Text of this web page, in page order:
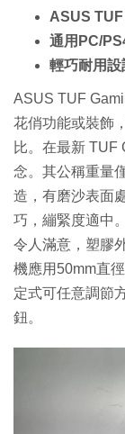
ASUS
通用PC/
輕巧耐用設
ASUS TUF
花俏功能或裝飾
比。在最新 TUF
念。其公稱重量
造，有磨沙表面
巧，繃緊度適中
令人滿意，塑膠
機應用50mm直
定式可任意調節
鈕。